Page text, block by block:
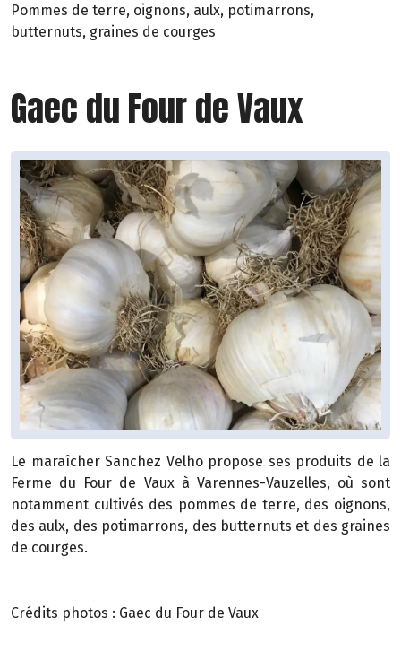
Pommes de terre, oignons, aulx, potimarrons,
butternuts, graines de courges
Gaec du Four de Vaux
Le maraîcher Sanchez Velho propose ses produits de la
Ferme du Four de Vaux à Varennes-Vauzelles, où sont
notamment cultivés des pommes de terre, des oignons,
des aulx, des potimarrons, des butternuts et des graines
de courges.
Crédits photos : Gaec du Four de Vaux